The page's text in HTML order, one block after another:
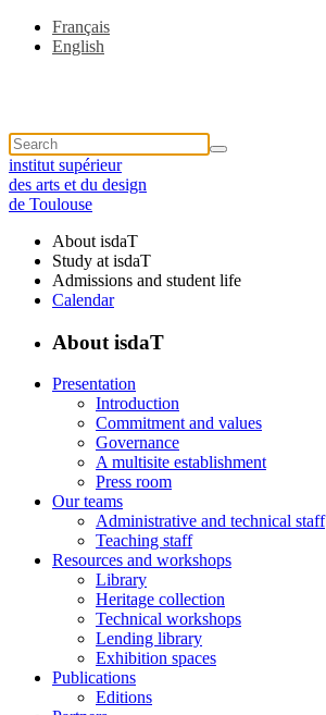
Français
English
institut supérieur
des arts et du design
de Toulouse
About isdaT
Study at isdaT
Admissions and student life
Calendar
About isdaT
Presentation
Introduction
Commitment and values
Governance
A multisite establishment
Press room
Our teams
Administrative and technical staff
Teaching staff
Resources and workshops
Library
Heritage collection
Technical workshops
Lending library
Exhibition spaces
Publications
Editions